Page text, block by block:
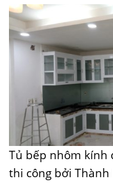
Tủ bếp nhôm kính
thi công bởi Thành